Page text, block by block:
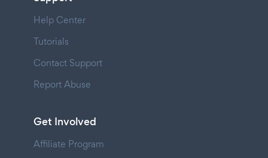
Help Center
Tutorials
Contact Support
Report Abuse
Get Involved
Affiliate Program